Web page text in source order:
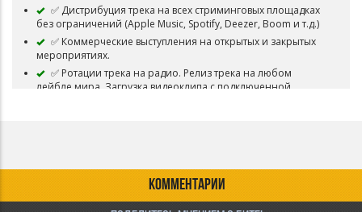
✅ Дистрибуция трека на всех стриминговых площадках
без ограничений (Apple Music, Spotify, Deezer, Boom и т.д.)
✅ Коммерческие выступления на открытых и закрытых
мероприятиях.
✅ Ротации трека на радио. Релиз трека на любом
лейбле мира. Загрузка видеоклипа с подключенной
КОММЕНТАРИИ